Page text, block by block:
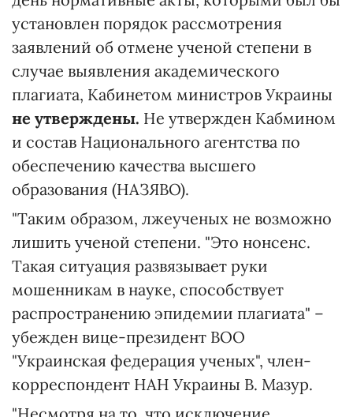
установлен порядок рассмотрения
заявлений об отмене ученой степени в
случае выявления академического
плагиата, Кабинетом министров Украины
не утверждены. Не утвержден Кабмином
и состав Национального агентства по
обеспечению качества высшего
образования (НАЗЯВО).
"Таким образом, лжеученых не возможно
лишить ученой степени. "Это нонсенс.
Такая ситуация развязывает руки
мошенникам в науке, способствует
распространению эпидемии плагиата" –
убежден вице-президент ВОО
"Украинская федерация ученых", член-
корреспондент НАН Украины В. Мазур.